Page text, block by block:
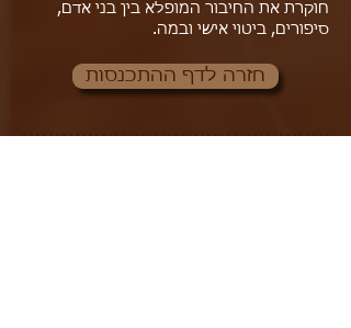
חוקרת את החיבור המופלא בין בני אדם,
סיפורים, ביטוי אישי ובמה.
חזרה לדף ההתכנסות